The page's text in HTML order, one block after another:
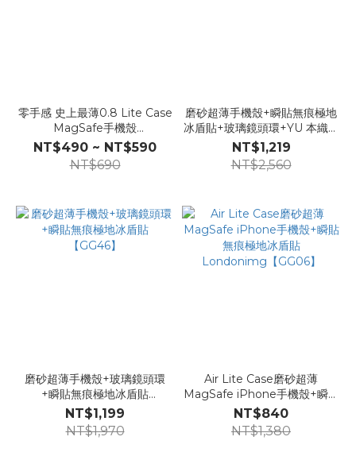
零手感 史上最薄0.8 Lite Case
MagSafe手機殼
Londonimg【D12】
NT$490 ~ NT$590
NT$690
磨砂超薄手機殼+瞬貼無痕極地
冰盾貼+玻璃鏡頭環+YU 本織長
掛繩【GG50】
NT$1,219
NT$2,560
磨砂超薄手機殼+玻璃鏡頭環
+瞬貼無痕極地冰盾貼
【GG46】
NT$1,199
NT$1,970
Air Lite Case磨砂超薄
MagSafe iPhone手機殼+瞬貼
無痕極地冰盾貼
Londonimg【GG06】
NT$840
NT$1,380